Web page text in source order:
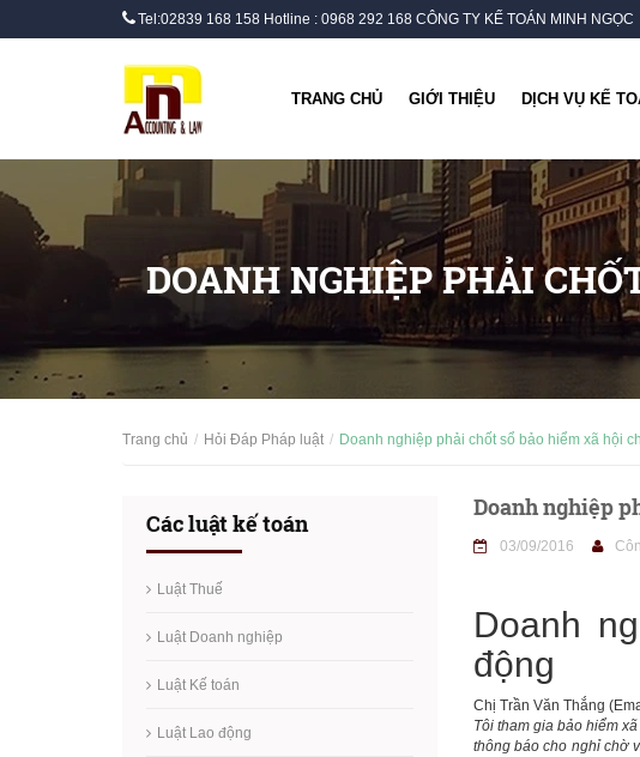
Tel:02839 168 158 Hotline : 0968 292 168 CÔNG TY KẾ TOÁN MINH NGỌC
TRANG CHỦ GIỚI THIỆU DỊCH VỤ KẾ
DOANH NGHIỆP PHẢI
Trang chủ Hỏi Đáp Pháp luật Doanh nghiệp phải chốt sổ bảo hiểm xã hội
Doanh nghiệp
03/09/2016
Doanh
động
Chị Trần Văn Thắng
Tôi tham gia bảo hiểm
thông báo cho nghỉ chờ
Các luật kế toán
Luật Thuế
Luật Doanh nghiệp
Luật Kế toán
Luật Lao động